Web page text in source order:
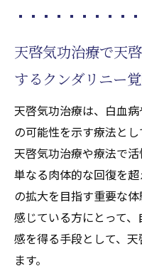
天啓気功治療で天
するクンダリニー
天啓気功治療は、白血
の可能性を示す療法と
天啓気功治療や療法で活
単なる肉体的な回復を
の拡大を目指す重要な
感じている方にとって
感を得る手段として、
ます。